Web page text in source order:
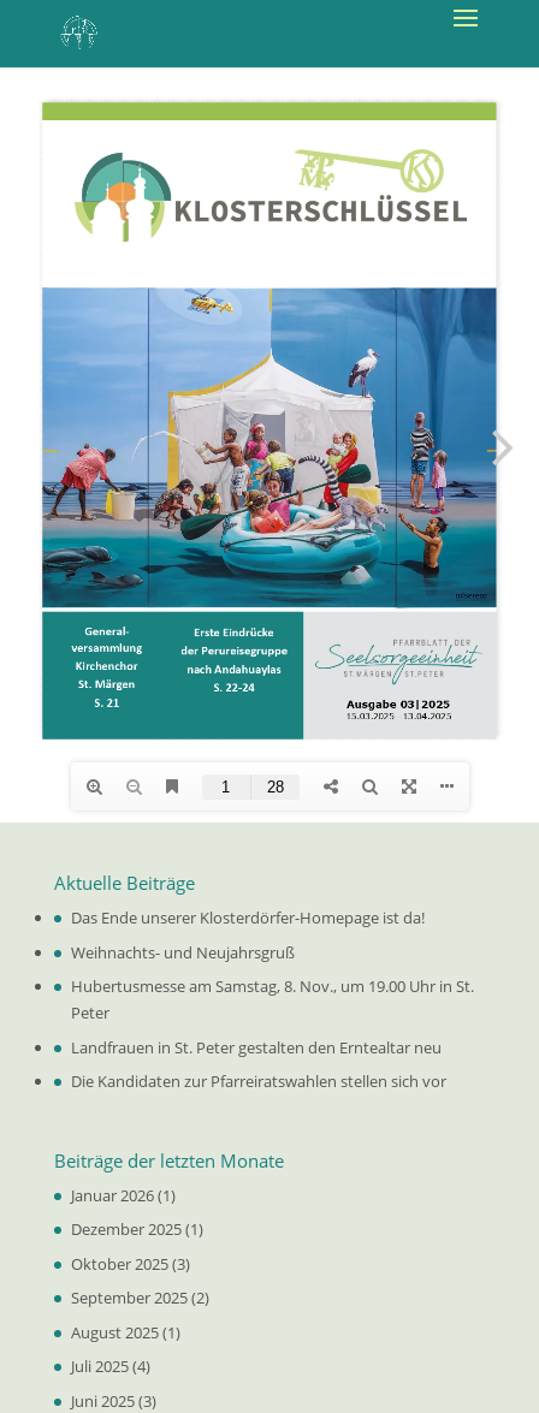
Aktuelle Beiträge
Das Ende unserer Klosterdörfer-Homepage ist da!
Weihnachts- und Neujahrsgruß
Hubertusmesse am Samstag, 8. Nov., um 19.00 Uhr in St.
Peter
Landfrauen in St. Peter gestalten den Erntealtar neu
Die Kandidaten zur Pfarreiratswahlen stellen sich vor
Beiträge der letzten Monate
Januar 2026(1)
Dezember 2025(1)
Oktober 2025(3)
September 2025(2)
August 2025(1)
Juli 2025(4)
Juni 2025(3)